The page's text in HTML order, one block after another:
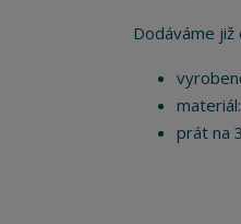
Dodáváme již
prát na